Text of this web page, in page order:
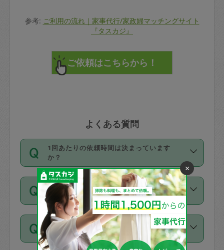
参考: ご利用の流れ｜家事代行/家政婦マッチングサイト
『タスカジ』
よくある質問
1回あたりの依頼時間は決まっています
か？
依頼1回につき3時間固定です。3時間を
超えて依頼したい場合は、延長機能をご
利用ください。機能をご利用いただくに
は、タスカジさんに事前に相談し、合意
の上事前申請することが必要です。な
お、3時間を下回っても、値引き等はござ
価格はどうやって決まっていますか？
11種類の価格帯の中からタスカジさん自
身が価格を選んで設定しています。
タスカジさんの価格設定には最初は制限
支払い方法を教えてください
×